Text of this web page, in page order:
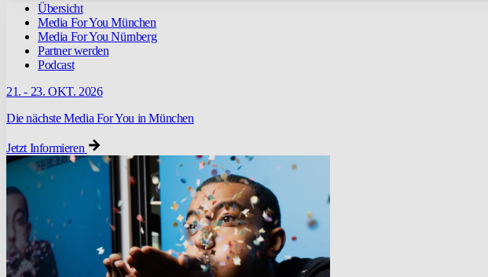
Übersicht
Media For You München
Media For You Nürnberg
Partner werden
Podcast
21. - 23. OKT. 2026
Die nächste Media For You in München
Jetzt Informieren